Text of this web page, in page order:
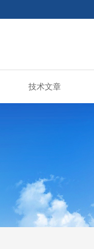
技术文章